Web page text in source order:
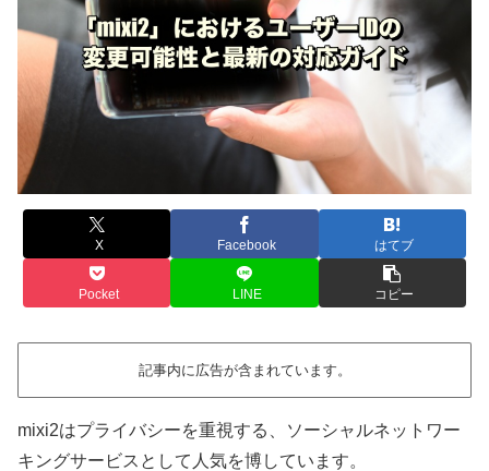
X Facebook はてブ
Pocket LINE コピー
記事内に広告が含まれています。
mixi2はプライバシーを重視する、ソーシャルネットワー
キングサービスとして人気を博しています。